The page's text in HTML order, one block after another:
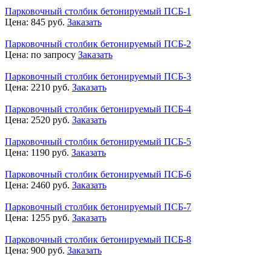
Парковочный столбик бетонируемый ПСБ-1
Цена: 845 руб. Заказать
Парковочный столбик бетонируемый ПСБ-2
Цена: по запросу Заказать
Парковочный столбик бетонируемый ПСБ-3
Цена: 2210 руб. Заказать
Парковочный столбик бетонируемый ПСБ-4
Цена: 2520 руб. Заказать
Парковочный столбик бетонируемый ПСБ-5
Цена: 1190 руб. Заказать
Парковочный столбик бетонируемый ПСБ-6
Цена: 2460 руб. Заказать
Парковочный столбик бетонируемый ПСБ-7
Цена: 1255 руб. Заказать
Парковочный столбик бетонируемый ПСБ-8
Цена: 900 руб. Заказать